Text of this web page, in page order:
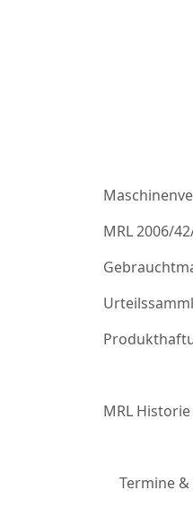
MRL 2006/
MRL Historie
Termine